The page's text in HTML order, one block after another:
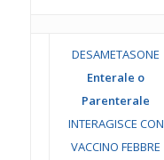
DESAMETASONE
Enterale o
Parenterale
INTERAGISCE CON
VACCINO FEBBRE